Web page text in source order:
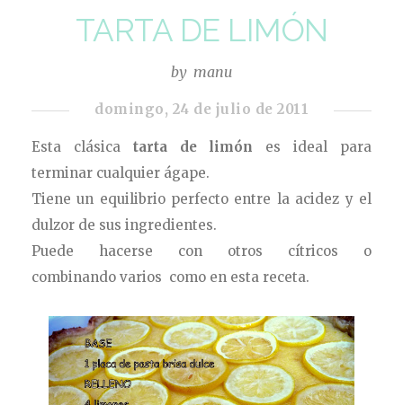
TARTA DE LIMÓN
by manu
domingo, 24 de julio de 2011
Esta clásica tarta de limón es ideal para
terminar cualquier ágape.
Tiene un equilibrio perfecto entre la acidez y el
dulzor de sus ingredientes.
Puede hacerse con otros cítricos o
combinando varios como en esta receta.